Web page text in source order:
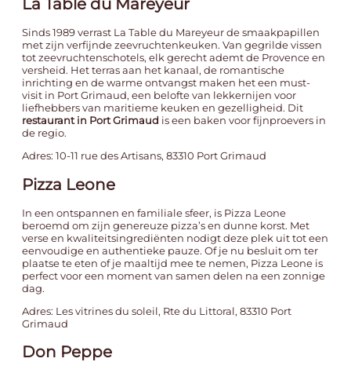
La Table du Mareyeur
Sinds 1989 verrast La Table du Mareyeur de smaakpapillen
met zijn verfijnde zeevruchtenkeuken. Van gegrilde vissen
tot zeevruchtenschotels, elk gerecht ademt de Provence en
versheid. Het terras aan het kanaal, de romantische
inrichting en de warme ontvangst maken het een must-
visit in Port Grimaud, een belofte van lekkernijen voor
liefhebbers van maritieme keuken en gezelligheid. Dit
restaurant in Port Grimaud is een baken voor fijnproevers in
de regio.
Adres: 10-11 rue des Artisans, 83310 Port Grimaud
Pizza Leone
In een ontspannen en familiale sfeer, is Pizza Leone
beroemd om zijn genereuze pizza’s en dunne korst. Met
verse en kwaliteitsingrediënten nodigt deze plek uit tot een
eenvoudige en authentieke pauze. Of je nu besluit om ter
plaatse te eten of je maaltijd mee te nemen, Pizza Leone is
perfect voor een moment van samen delen na een zonnige
dag.
Adres: Les vitrines du soleil, Rte du Littoral, 83310 Port
Grimaud
Don Peppe